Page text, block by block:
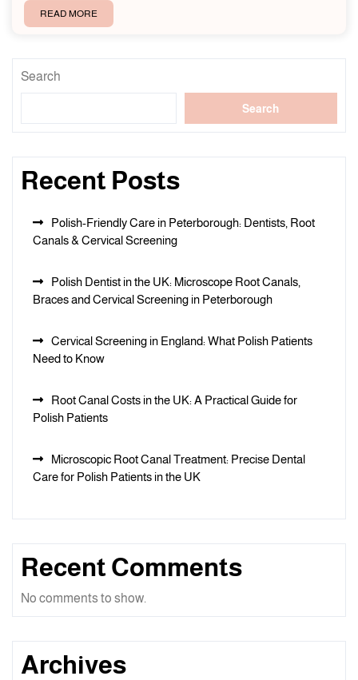
READ MORE
Search
Search
Recent Posts
Polish-Friendly Care in Peterborough: Dentists, Root
Canals & Cervical Screening
Polish Dentist in the UK: Microscope Root Canals,
Braces and Cervical Screening in Peterborough
Cervical Screening in England: What Polish Patients
Need to Know
Root Canal Costs in the UK: A Practical Guide for
Polish Patients
Microscopic Root Canal Treatment: Precise Dental
Care for Polish Patients in the UK
Recent Comments
No comments to show.
Archives